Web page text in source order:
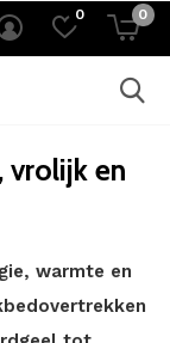
0 0
vrolijk en
warmte en